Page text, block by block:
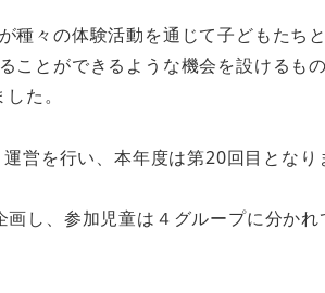
々の体験活動を通じて子どもたちと
ことができるような機会を設けるも
た。
営を行い、本年度は第20回目となり
し、参加児童は４グループに分か